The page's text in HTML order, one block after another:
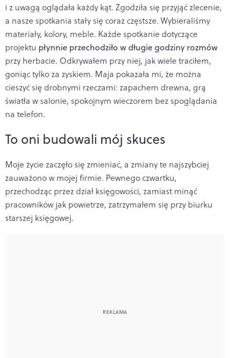
i z uwagą oglądała każdy kąt. Zgodziła się przyjąć zlecenie,
a nasze spotkania stały się coraz częstsze. Wybieraliśmy
materiały, kolory, meble. Każde spotkanie dotyczące
projektu płynnie przechodziło w długie godziny rozmów
przy herbacie. Odkrywałem przy niej, jak wiele traciłem,
goniąc tylko za zyskiem. Maja pokazała mi, że można
cieszyć się drobnymi rzeczami: zapachem drewna, grą
światła w salonie, spokojnym wieczorem bez spoglądania
na telefon.
To oni budowali mój skuces
Moje życie zaczęło się zmieniać, a zmiany te najszybciej
zauważono w mojej firmie. Pewnego czwartku,
przechodząc przez dział księgowości, zamiast minąć
pracowników jak powietrze, zatrzymałem się przy biurku
starszej księgowej.